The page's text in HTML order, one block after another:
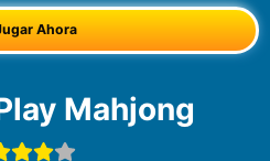
Ahora
Mahjong